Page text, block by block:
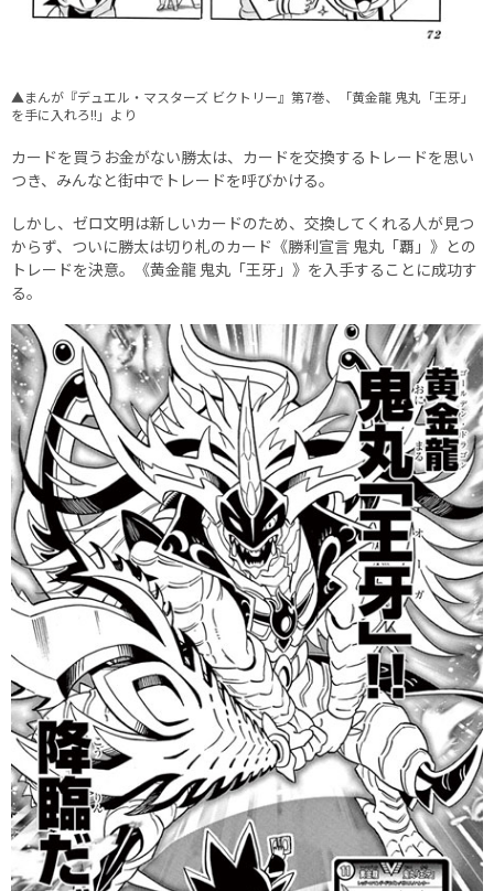
▲まんが『デュエル・マスターズ ビクトリー』第7巻、「黄金龍 鬼丸「王牙」
を手に入れろ!!」より
カードを買うお金がない勝太は、カードを交換するトレードを思い
つき、みんなと街中でトレードを呼びかける。
しかし、ゼロ文明は新しいカードのため、交換してくれる人が見つ
からず、ついに勝太は切り札のカード《勝利宣言 鬼丸「覇」》との
トレードを決意。《黄金龍 鬼丸「王牙」》を入手することに成功す
る。